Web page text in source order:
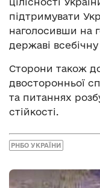
підтримувати
наголосивши на
державі
Сторони також
двосторонньої
та питаннях
стійкості.
РНБО УКРАЇНИ